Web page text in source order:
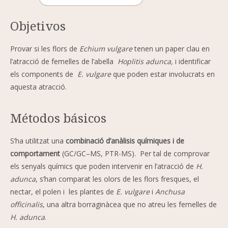
Objetivos
Provar si les flors de Echium vulgaretenen un paper clau en
l’atracció de femelles de l’abella Hoplitis adunca, i identificar
els components de E. vulgareque poden estar involucrats en
aquesta atracció.
Métodos básicos
S’ha utilitzat una combinació d’anàlisis químiques i de
comportament (GC/GC–MS, PTR-MS). Per tal de comprovar
els senyals químics que poden intervenir en l’atracció de H.
adunca, s’han comparat les olors de les flors fresques, el
nectar, el polen i les plantes de E. vulgarei Anchusa
officinalis, una altra borraginàcea que no atreu les femelles de
H. adunca.